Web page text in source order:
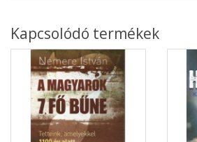
Kapcsolódó termékek